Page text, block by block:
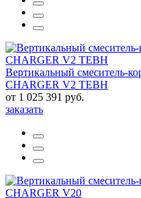
Вертикальный смеситель-
CHARGER V2 TEBH
от 1 025 391 руб.
заказать